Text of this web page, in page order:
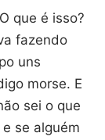
que é isso?
fazendo
uns
morse. E
sei o que
se alguém